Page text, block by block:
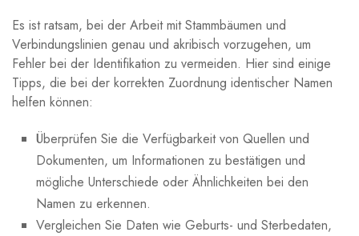
Es ist ratsam, bei der Arbeit mit Stammbäumen und
Verbindungslinien genau und akribisch vorzugehen, um
Fehler bei der Identifikation zu vermeiden. Hier sind einige
Tipps, die bei der korrekten Zuordnung identischer Namen
helfen können:
Überprüfen Sie die Verfügbarkeit von Quellen und
Dokumenten, um Informationen zu bestätigen und
mögliche Unterschiede oder Ähnlichkeiten bei den
Namen zu erkennen.
Vergleichen Sie Daten wie Geburts- und Sterbedaten,